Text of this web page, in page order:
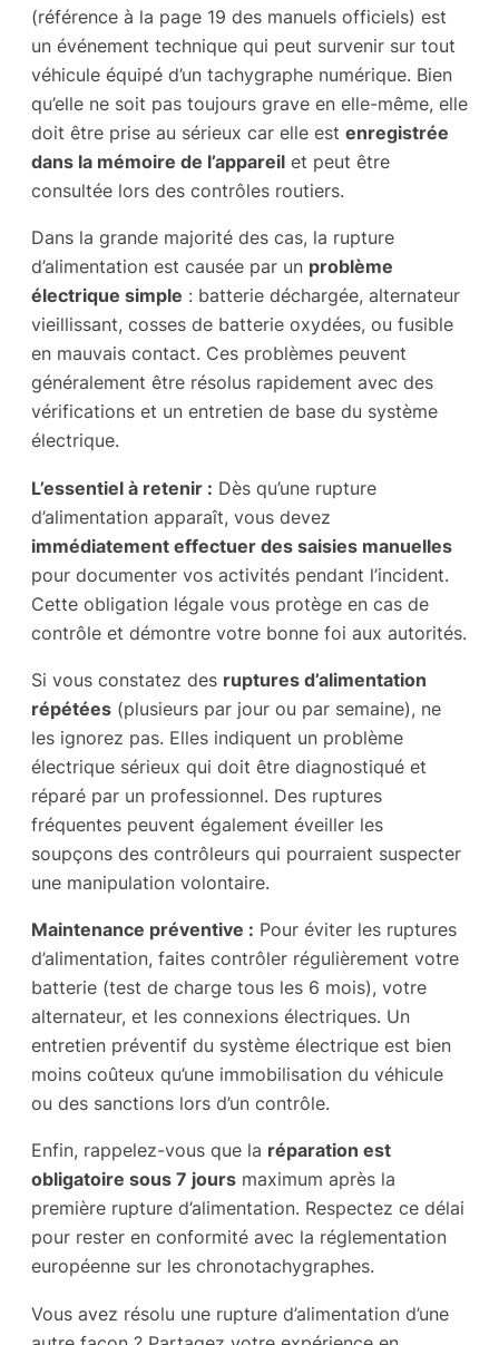
(référence à la page 19 des manuels officiels) est
un événement technique qui peut survenir sur tout
véhicule équipé d’un tachygraphe numérique. Bien
qu’elle ne soit pas toujours grave en elle-même, elle
doit être prise au sérieux car elle est enregistrée
dans la mémoire de l’appareil et peut être
consultée lors des contrôles routiers.
Dans la grande majorité des cas, la rupture
d’alimentation est causée par un problème
électrique simple : batterie déchargée, alternateur
vieillissant, cosses de batterie oxydées, ou fusible
en mauvais contact. Ces problèmes peuvent
généralement être résolus rapidement avec des
vérifications et un entretien de base du système
électrique.
L’essentiel à retenir : Dès qu’une rupture
d’alimentation apparaît, vous devez
immédiatement effectuer des saisies manuelles
pour documenter vos activités pendant l’incident.
Cette obligation légale vous protège en cas de
contrôle et démontre votre bonne foi aux autorités.
Si vous constatez des ruptures d’alimentation
répétées (plusieurs par jour ou par semaine), ne
les ignorez pas. Elles indiquent un problème
électrique sérieux qui doit être diagnostiqué et
réparé par un professionnel. Des ruptures
fréquentes peuvent également éveiller les
soupçons des contrôleurs qui pourraient suspecter
une manipulation volontaire.
Maintenance préventive : Pour éviter les ruptures
d’alimentation, faites contrôler régulièrement votre
batterie (test de charge tous les 6 mois), votre
alternateur, et les connexions électriques. Un
entretien préventif du système électrique est bien
moins coûteux qu’une immobilisation du véhicule
ou des sanctions lors d’un contrôle.
Enfin, rappelez-vous que la réparation est
obligatoire sous 7 jours maximum après la
première rupture d’alimentation. Respectez ce délai
pour rester en conformité avec la réglementation
européenne sur les chronotachygraphes.
Vous avez résolu une rupture d’alimentation d’une